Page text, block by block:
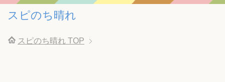
スピのち晴れ
スピのち晴れ TOP